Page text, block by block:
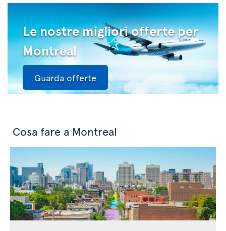
Le nostre migliori offerte per
Montreal
Guarda offerte
Cosa fare a Montreal